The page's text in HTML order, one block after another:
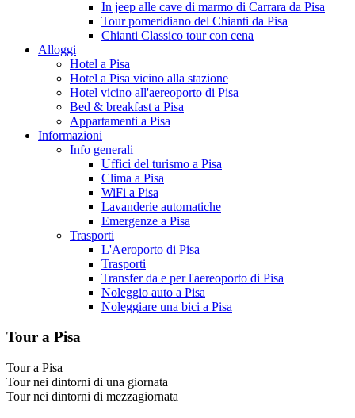
In jeep alle cave di marmo di Carrara da Pisa
Tour pomeridiano del Chianti da Pisa
Chianti Classico tour con cena
Alloggi
Hotel a Pisa
Hotel a Pisa vicino alla stazione
Hotel vicino all'aereoporto di Pisa
Bed & breakfast a Pisa
Appartamenti a Pisa
Informazioni
Info generali
Uffici del turismo a Pisa
Clima a Pisa
WiFi a Pisa
Lavanderie automatiche
Emergenze a Pisa
Trasporti
L'Aeroporto di Pisa
Trasporti
Transfer da e per l'aereoporto di Pisa
Noleggio auto a Pisa
Noleggiare una bici a Pisa
Tour a Pisa
Tour a Pisa
Tour nei dintorni di una giornata
Tour nei dintorni di mezzagiornata